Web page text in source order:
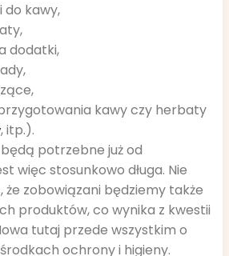
do kawy,
dodatki,
kawy czy herbaty
, itp.).
potrzebne już od
więc stosunkowo długa. Nie
że zobowiązani będziemy także
produktów, co wynika z kwestii
tutaj przede wszystkim o
ochrony i higieny.